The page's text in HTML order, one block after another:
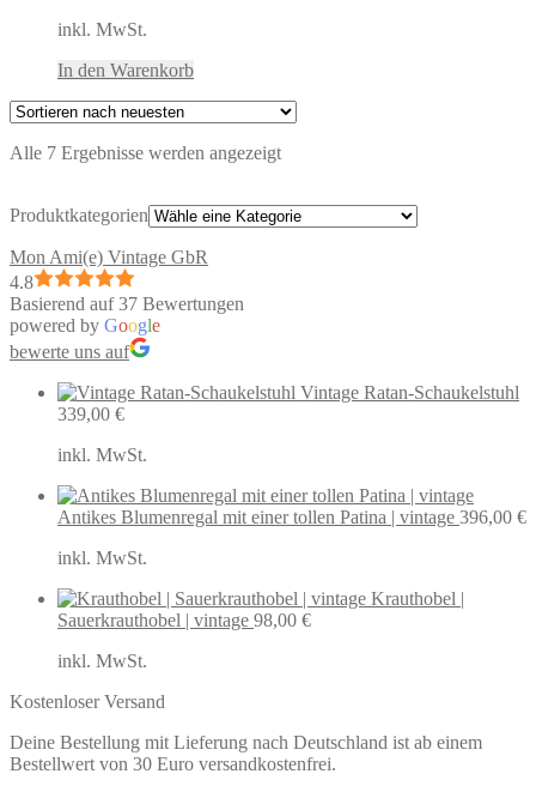
inkl. MwSt.
In den Warenkorb
Alle 7 Ergebnisse werden angezeigtNach
Produktkategorien
Mon Ami(e) Vintage GbR
4.8
Basierend auf 37 Bewertungen
powered by Google
bewerte uns auf
Vintage Ratan-Schaukelstuhl
339,00 €
inkl. MwSt.
Antikes Blumenregal mit einer tollen Patina | vintage 396,00 €
inkl. MwSt.
Krauthobel |
Sauerkrauthobel | vintage 98,00 €
inkl. MwSt.
Kostenloser Versand
Deine Bestellung mit Lieferung nach Deutschland ist ab einem
Bestellwert von 30 Euro versandkostenfrei.